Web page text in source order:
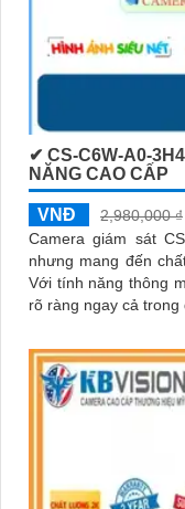
✔ CS-C6W-A0-
NĂNG CAO CẤP
VNĐ
2,980,000 ₫
Camera giám sát
nhưng mang đến
Với tính năng thông
rõ ràng ngay cả